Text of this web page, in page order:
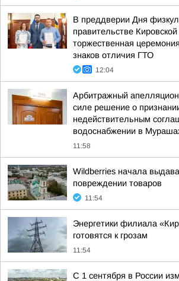
В преддверии Дня
правительстве
торжественная
знаков отличия ГТО
12:04
Арбитражный
силе решение о
недействительным
водоснабжении в
11:58
Wildberries начала
повреждении товаров
11:54
Энергетики филиала
готовятся к грозам
11:54
С 1 сентября в России